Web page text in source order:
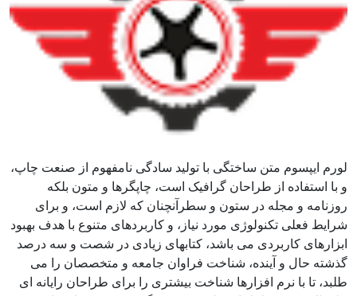
لورم ایپسوم متن ساختگی با تولید سادگی نامفهوم از صنعت چاپ،
و با استفاده از طراحان گرافیک است، چاپگرها و متون بلکه
روزنامه و مجله در ستون و سطرآنچنان که لازم است، و برای
شرایط فعلی تکنولوژی مورد نیاز، و کاربردهای متنوع با هدف بهبود
ابزارهای کاربردی می باشد، کتابهای زیادی در شصت و سه درصد
گذشته حال و آینده، شناخت فراوان جامعه و متخصصان را می
طلبد، تا با نرم افزارها شناخت بیشتری را برای طراحان رایانه ای